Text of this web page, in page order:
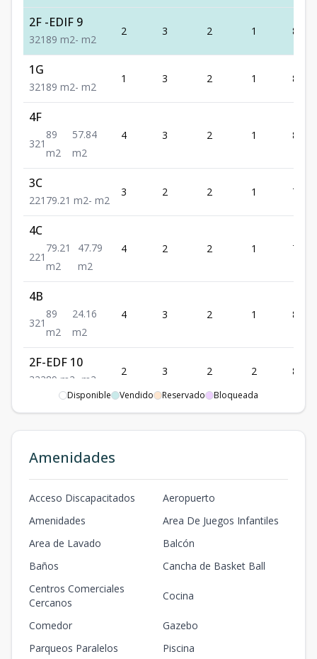
2F -EDIF 9
321 89 m2- m2
2 3 2 1 89
1G
321 89 m2- m2
1 3 2 1 89
4F
321
89
m2
57.84
m2
4 3 2 1 89
3C
221 79.21 m2- m2
3 2 2 1 79.21
4C
221
79.21
m2
47.79
m2
4 2 2 1 79.21
4B
321
89
m2
24.16
m2
4 3 2 1 89
2F-EDF 10
32289 m2 m2
2 3 2 2 89
Disponible Vendido Reservado Bloqueada
Amenidades
Acceso Discapacitados
Aeropuerto
Amenidades
Area De Juegos Infantiles
Area de Lavado
Balcón
Baños
Cancha de Basket Ball
Centros Comerciales
Cercanos
Cocina
Comedor
Gazebo
Parqueos Paralelos
Piscina